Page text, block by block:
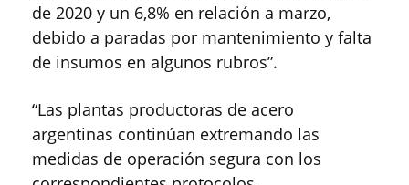
de 2020 y un 6,8% en relación a marzo,
debido a paradas por mantenimiento y falta
de insumos en algunos rubros”.
“Las plantas productoras de acero
argentinas continúan extremando las
medidas de operación segura con los